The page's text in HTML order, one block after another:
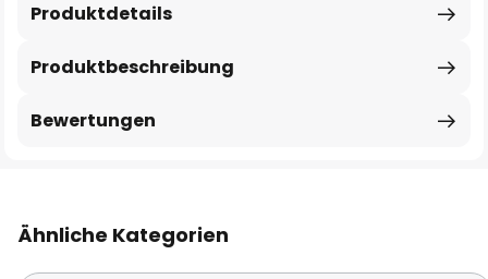
Produktbeschreibung
Produktdetails
Bewertungen
Ähnliche Kategorien